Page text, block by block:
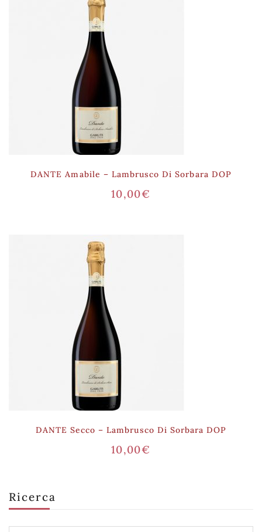
Ricerca
DANTE Amabile – Lambrusco Di Sorbara DOP
10,00€
DANTE Secco – Lambrusco Di Sorbara DOP
10,00€